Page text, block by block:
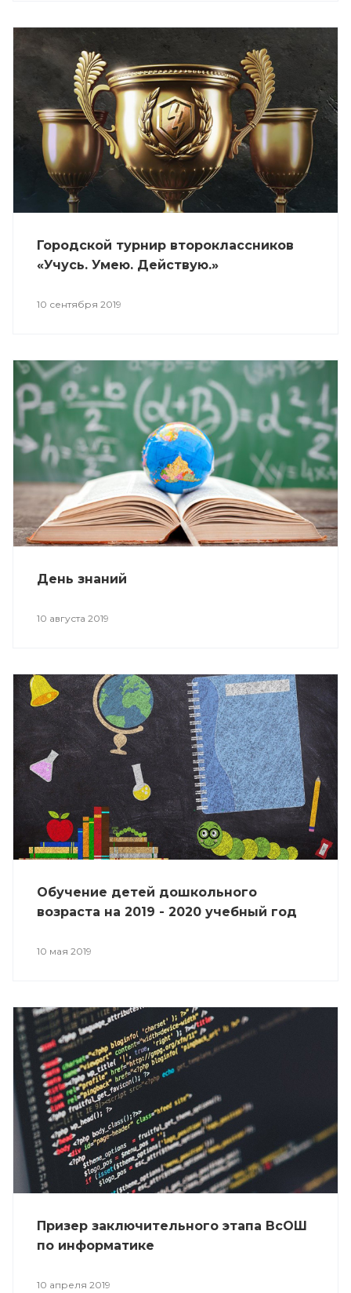
Городской турнир второклассников
«Учусь. Умею. Действую.»
10 сентября 2019
День знаний
10 августа 2019
Обучение детей дошкольного
возраста на 2019 - 2020 учебный год
10 мая 2019
Призер заключительного этапа ВсОШ
по информатике
10 апреля 2019